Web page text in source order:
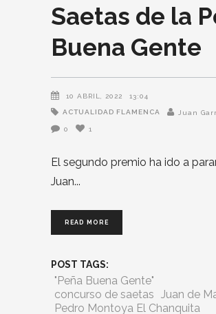
Saetas de la
Buena Gente
10 ABRIL, 2022 13:04
ACTUALIDAD FLAMENCA Juan
0 1
El segundo premio ha ido a
Juan
READ MORE
POST TAGS:
"Peña Buena Gente"
concurso de saetas Juan de
Pedro Montoya El Chanquita